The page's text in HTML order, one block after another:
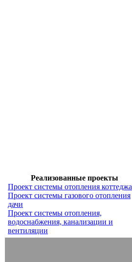
Реализованные проекты
Проект системы отопления коттеджа
Проект системы газового отопления
дачи
Проект системы отопления,
водоснабжения, канализации и
вентиляции